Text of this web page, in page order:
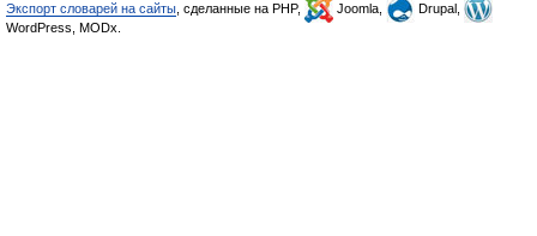
Экспорт словарей на сайты , сделанные на PHP, Joomla,
Drupal,
WordPress, MODx.